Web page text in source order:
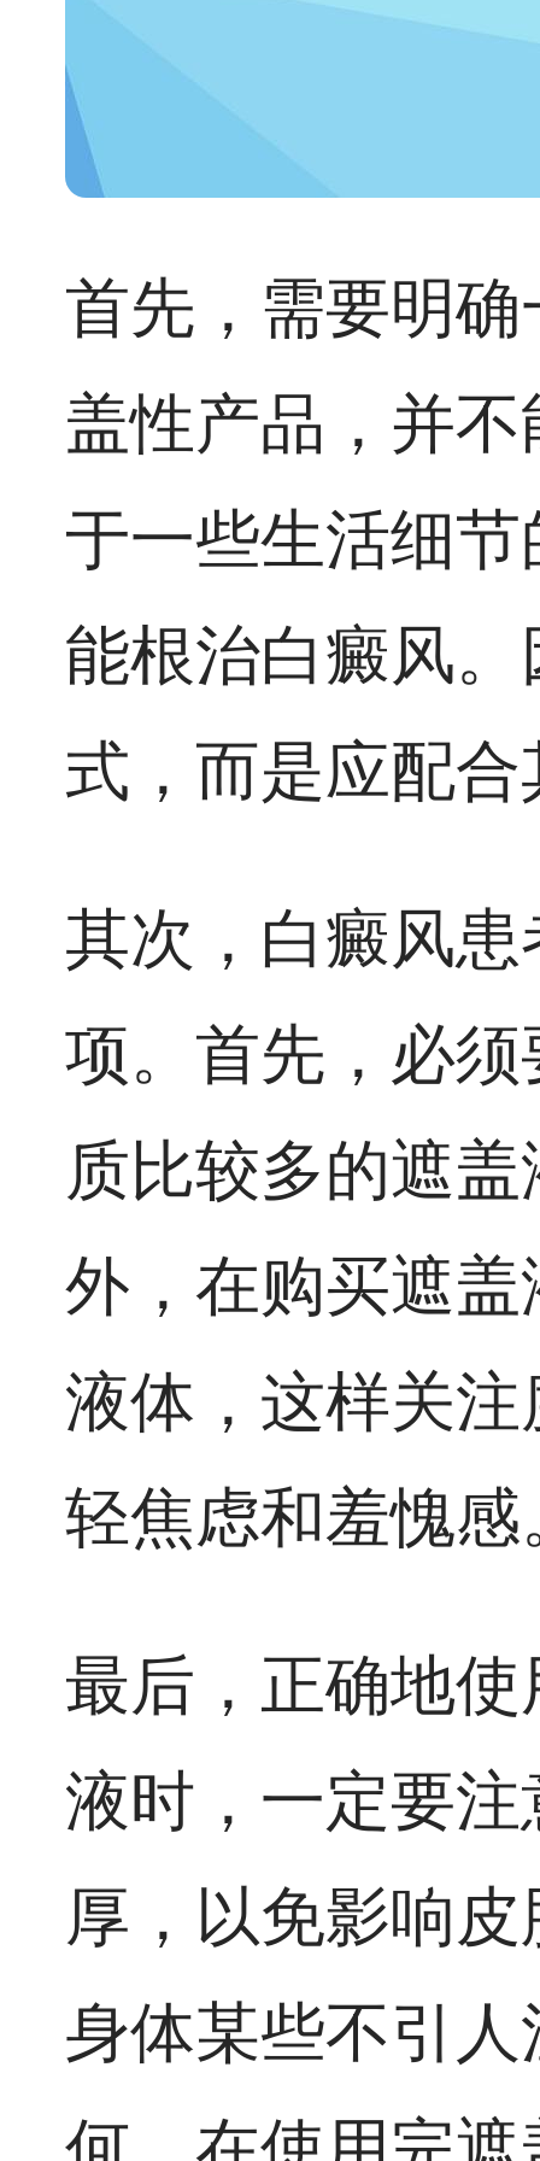
首先，需要明
盖性产品，并
于一些生活细
能根治白癜风
式，而是应配
其次，白癜风
项。首先，必
质比较多的遮
外，在购买遮
液体，这样关
轻焦虑和羞愧感
最后，正确地
液时，一定要
厚，以免影响
身体某些不引